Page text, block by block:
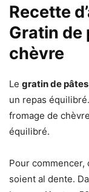
Recette
Gratin de
chèvre
Le gratin de pâtes
un repas
fromage de
équilibré.
Pour commencer,
soient al dente.